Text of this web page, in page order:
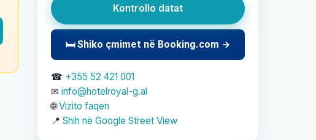
Kontrollo datat
🛏 Shiko çmimet në Booking.com →
☎ +355 52 421 001
✉ info@hotelroyal-g.al
🌐Vizito faqen
📍 Shih në Google Street View